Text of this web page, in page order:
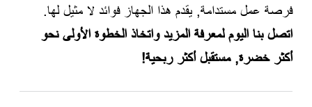
فرصة عمل مستدامة, يقدم هذا الجهاز فوائد لا مثيل لها.
اتصل بنا اليوم لمعرفة المزيد واتخاذ الخطوة الأولى نحو
أكثر خضرة, مستقبل أكثر ربحية!